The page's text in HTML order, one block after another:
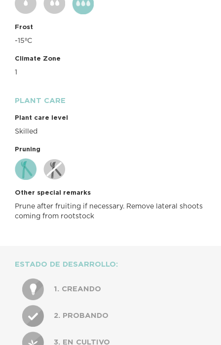
Frost
-15ºC
Climate Zone
1
PLANT CARE
Plant care level
Skilled
Pruning
Other special remarks
Prune after fruiting if necessary. Remove lateral shoots
coming from rootstock
ESTADO DE DESARROLLO:
1. CREANDO
2. PROBANDO
3. EN CULTIVO